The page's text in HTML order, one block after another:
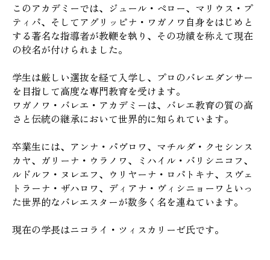
このアカデミーでは、ジュール・ペロー、マリウス・プ
ティパ、そしてアグリッピナ・ワガノワ自身をはじめと
する著名な指導者が教鞭を執り、その功績を称えて現在
の校名が付けられました。
学生は厳しい選抜を経て入学し、プロのバレエダンサー
を目指して高度な専門教育を受けます。
ワガノワ・バレエ・アカデミーは、バレエ教育の質の高
さと伝統の継承において世界的に知られています。
卒業生には、アンナ・パヴロワ、マチルダ・クセシンス
カヤ、ガリーナ・ウラノワ、ミハイル・バリシニコフ、
ルドルフ・ヌレエフ、ウリヤーナ・ロパトキナ、スヴェ
トラーナ・ザハロワ、ディアナ・ヴィシニョーワといっ
た世界的なバレエスターが数多く名を連ねています。
現在の学長はニコライ・ツィスカリーゼ氏です。